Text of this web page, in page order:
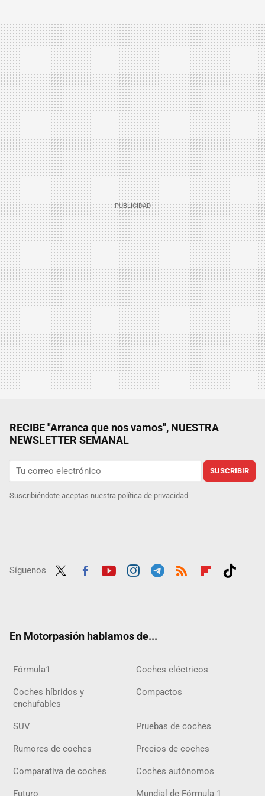
RECIBE "Arranca que nos vamos", NUESTRA
NEWSLETTER SEMANAL
SUSCRIBIR
Suscribiéndote aceptas nuestra política de privacidad
Síguenos
En Motorpasión hablamos de...
Fórmula1 Coches eléctricos
Coches híbridos y
enchufables
Compactos
SUV Pruebas de coches
Rumores de coches Precios de coches
Comparativa de coches Coches autónomos
Futuro Mundial de Fórmula 1